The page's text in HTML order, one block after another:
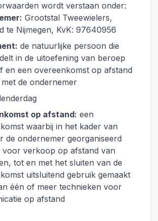
wordt verstaan onder:
Grootstal Tweewielers,
te Nijmegen, KvK: 97640956
de natuurlijke persoon die
in de uitoefening van beroep
en een overeenkomst op afstand
de ondernemer
op afstand: een
waarbij in het kader van
de ondernemer georganiseerd
voor verkoop op afstand van
tot en met het sluiten van de
uitsluitend gebruik gemaakt
één of meer technieken voor
op afstand